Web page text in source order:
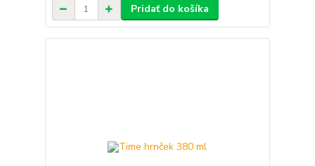
Pridať do košíka